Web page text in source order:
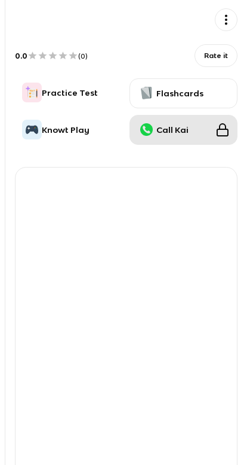
0.0 (0) Rate it
Practice Test Flashcards
Knowt Play Call Kai